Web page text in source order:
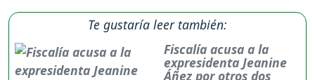
Te gustaría leer también:
Fiscalía acusa a la
expresidenta Jeanine
Áñez por otros dos